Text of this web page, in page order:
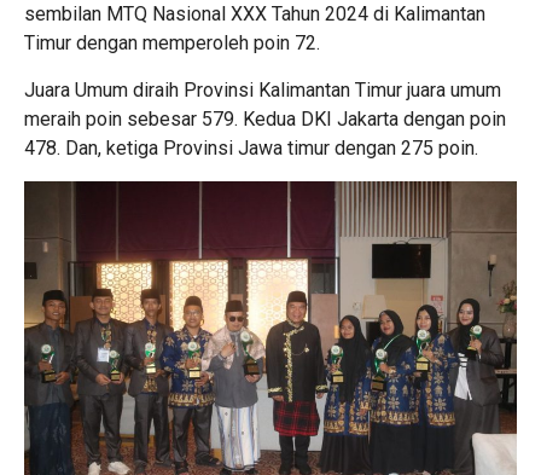
sembilan MTQ Nasional XXX Tahun 2024 di Kalimantan
Timur dengan memperoleh poin 72.
Juara Umum diraih Provinsi Kalimantan Timur juara umum
meraih poin sebesar 579. Kedua DKI Jakarta dengan poin
478. Dan, ketiga Provinsi Jawa timur dengan 275 poin.